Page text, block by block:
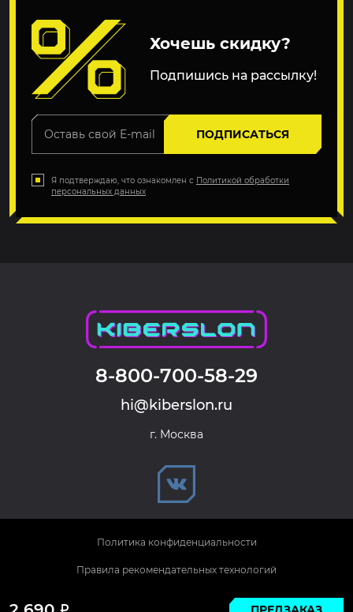
Р
Хочешь скидку?
Подпишись на рассылку!
ПОДПИСАТЬСЯ
Я подтверждаю, что ознакомлен с Политикой обработки
персональных данных
8-800-700-58-29
hi@kiberslon.ru
г. Москва
© 2026 KIBERSLON. Все права защищены.
Политика конфиденциальности
Правила рекомендательных технологий